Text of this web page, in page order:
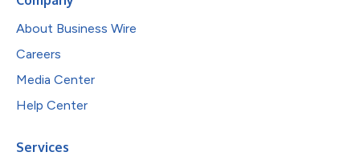
About Business Wire
Careers
Media Center
Help Center
Services